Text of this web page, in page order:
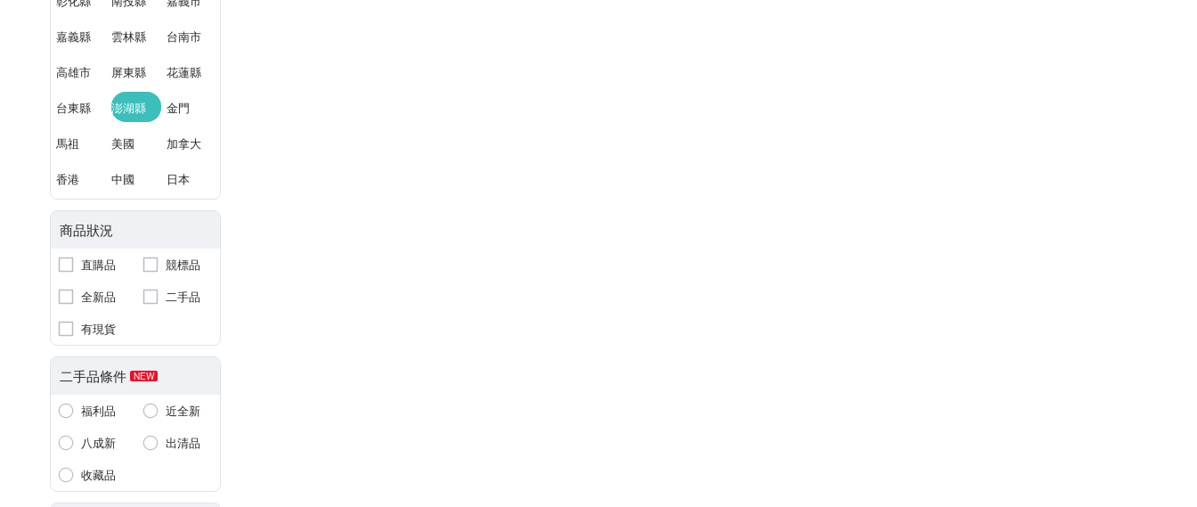
嘉義縣 雲林縣 台南市
高雄市 屏東縣 花蓮縣
台東縣 澎湖縣 金門
馬祖 美國 加拿大
香港 中國 日本
商品狀況
直購品
競標品
全新品
二手品
有現貨
二手品條件 NEW
福利品
近全新
八成新
出清品
收藏品